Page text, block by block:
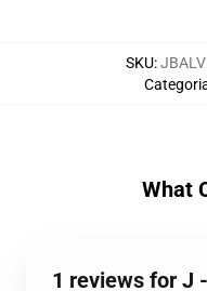
SKU:
What
1 reviews for J